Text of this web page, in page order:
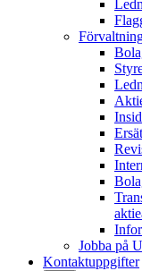
Jobba på
Kontaktuppgifter